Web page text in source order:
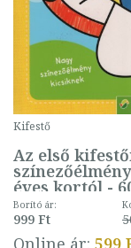
Kifestő
Az első
éves kortól -
mintával
Borító ár:
999 Ft
Online ár: 599